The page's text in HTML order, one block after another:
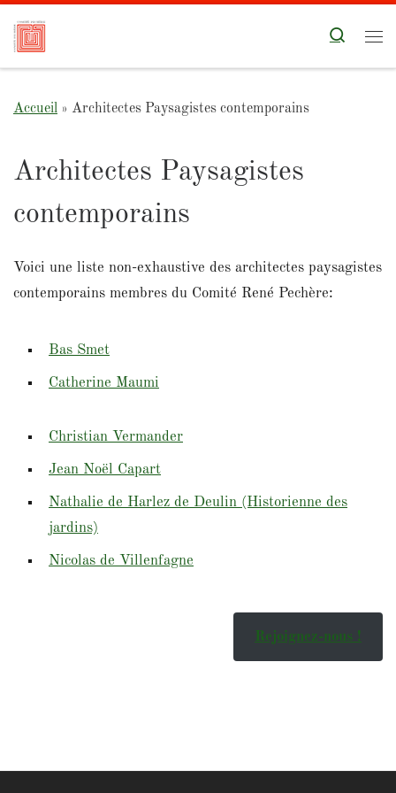
Skip to content
Search
Accueil » Architectes Paysagistes contemporains
Architectes Paysagistes
contemporains
Voici une liste non-exhaustive des architectes paysagistes
contemporains membres du Comité René Pechère:
Bas Smet
Catherine Maumi
Christian Vermander
Jean Noël Capart
Nathalie de Harlez de Deulin (Historienne des
jardins)
Nicolas de Villenfagne
Rejoignez-nous !